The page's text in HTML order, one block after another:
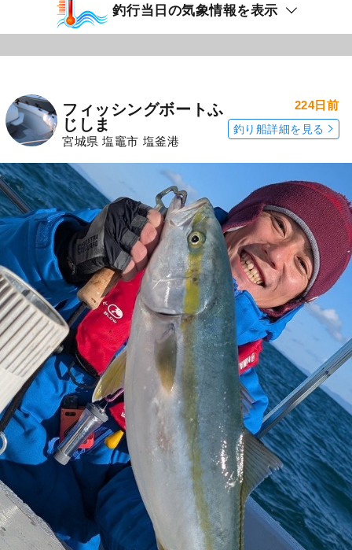
釣行当日の気象情報を表示
フィッシングボートふ
じしま
宮城県 塩竈市 塩釜港
224日前
釣り船詳細を見る